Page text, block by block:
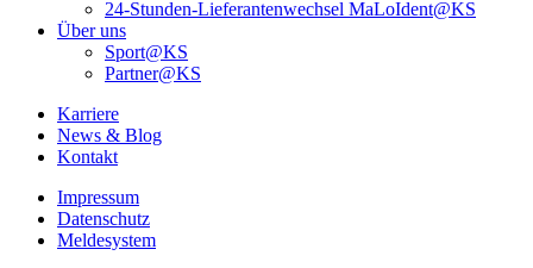
24-Stunden-Lieferanten­wechsel MaLoIdent@KS
Über uns
Sport@KS
Partner@KS
Karriere
News & Blog
Kontakt
Impressum
Datenschutz
Meldesystem